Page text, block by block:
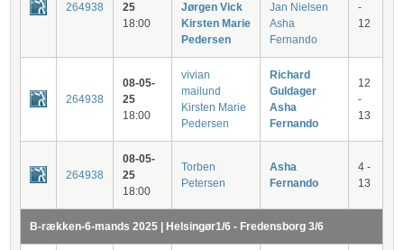
264938
25
18:00
Jørgen Vick
Kirsten Marie
Pedersen
Jan Nielsen
Asha
Fernando
-
12
264938
08-05-
25
18:00
vivian
mailund
Kirsten Marie
Pedersen
Richard
Guldager
Asha
Fernando
12
-
13
264938
08-05-
25
18:00
Torben
Petersen
Asha
Fernando
4 -
13
B-rækken-6-mands 2025 | Helsingør1/6 - Fredensborg 3/6